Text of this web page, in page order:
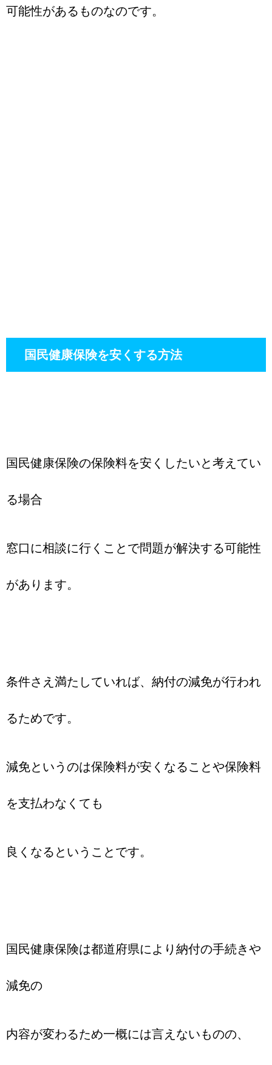
可能性があるものなのです。
国民健康保険を安くする方法
国民健康保険の保険料を安くしたいと考えてい
る場合
窓口に相談に行くことで問題が解決する可能性
があります。
条件さえ満たしていれば、納付の減免が行われ
るためです。
減免というのは保険料が安くなることや保険料
を支払わなくても
良くなるということです。
国民健康保険は都道府県により納付の手続きや
減免の
内容が変わるため一概には言えないものの、